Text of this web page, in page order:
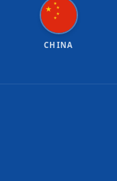
★
★
★
★
★
CHINA